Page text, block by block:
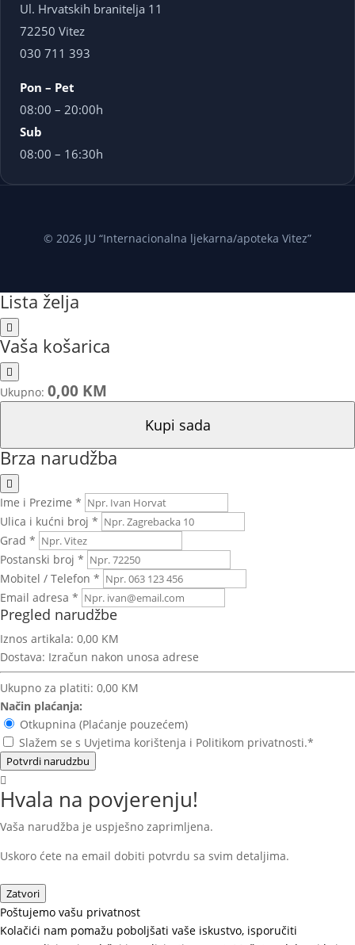
Ul. Hrvatskih branitelja 11
72250 Vitez
030 711 393
Pon – Pet
08:00 – 20:00h
Sub
08:00 – 16:30h
© 2026 JU “Internacionalna ljekarna/apoteka Vitez”
Lista želja
Vaša košarica
Ukupno: 0,00 KM
Kupi sada
Brza narudžba
Ime i Prezime *
Ulica i kućni broj *
Grad *
Postanski broj *
Mobitel / Telefon *
Email adresa *
Pregled narudžbe
Iznos artikala: 0,00 KM
Dostava: Izračun nakon unosa adrese
Ukupno za platiti: 0,00 KM
Način plaćanja:
Otkupnina (Plaćanje pouzećem)
Slažem se s Uvjetima korištenja i Politikom privatnosti.*
Potvrdi narudzbu
Hvala na povjerenju!
Vaša narudžba je uspješno zaprimljena.
Uskoro ćete na email dobiti potvrdu sa svim detaljima.
Zatvori
Poštujemo vašu privatnost
Kolačići nam pomažu poboljšati vaše iskustvo, isporučiti